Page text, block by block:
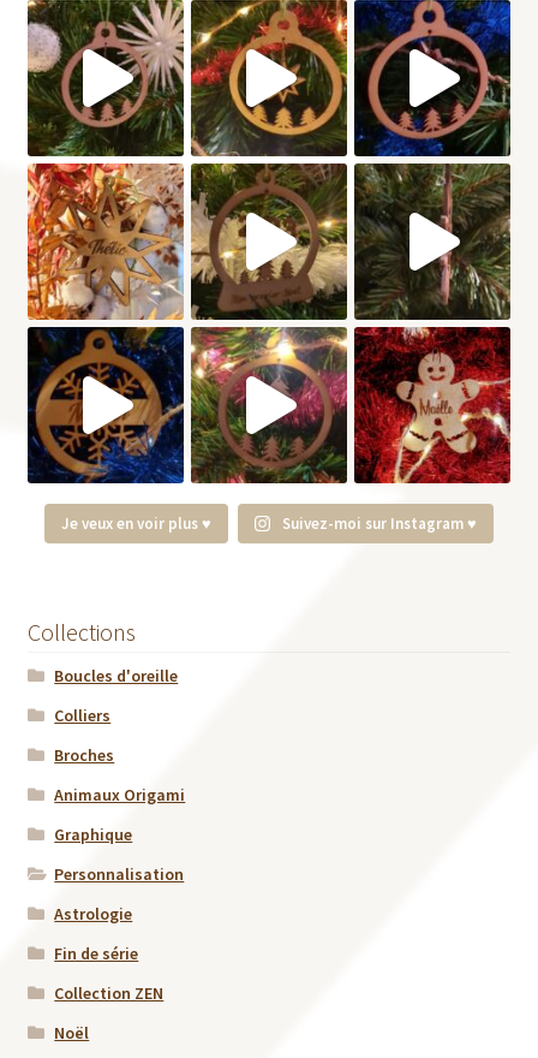
Je veux en voir plus ♥ Suivez-moi sur Instagram ♥
Collections
Boucles d'oreille
Colliers
Broches
Animaux Origami
Graphique
Personnalisation
Astrologie
Fin de série
Collection ZEN
Noël